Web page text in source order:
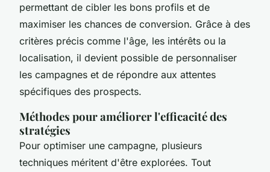
permettant de cibler les bons profils et de
maximiser les chances de conversion. Grâce à des
critères précis comme l'âge, les intérêts ou la
localisation, il devient possible de personnaliser
les campagnes et de répondre aux attentes
spécifiques des prospects.
Méthodes pour améliorer l'efficacité des
stratégies
Pour optimiser une campagne, plusieurs
techniques méritent d'être explorées. Tout